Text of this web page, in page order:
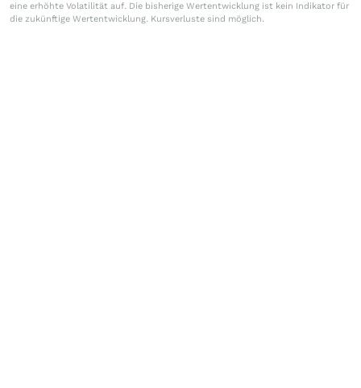
eine erhöhte Volatilität auf. Die bisherige Wertentwicklung ist kein Indikator für
die zukünftige Wertentwicklung. Kursverluste sind möglich.